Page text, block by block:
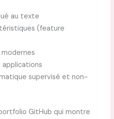
au texte
(feature
supervisé et non-
GitHub qui montre